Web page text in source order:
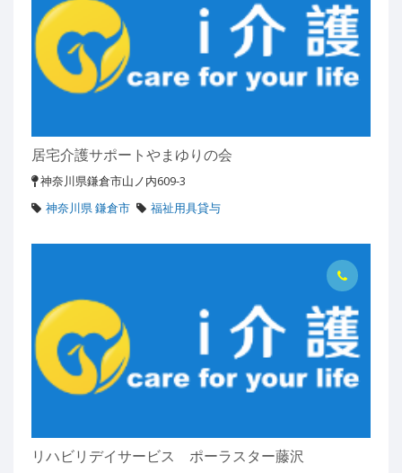
居宅介護サポートやまゆりの会
神奈川県鎌倉市山ノ内609-3
神奈川県 鎌倉市
福祉用具貸与
リハビリデイサービス ポーラスター藤沢